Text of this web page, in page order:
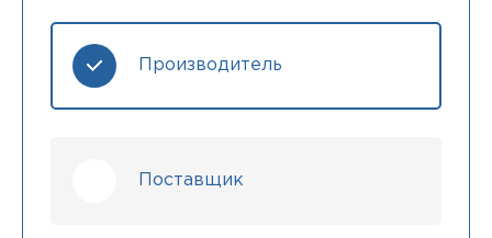
Производитель
Поставщик